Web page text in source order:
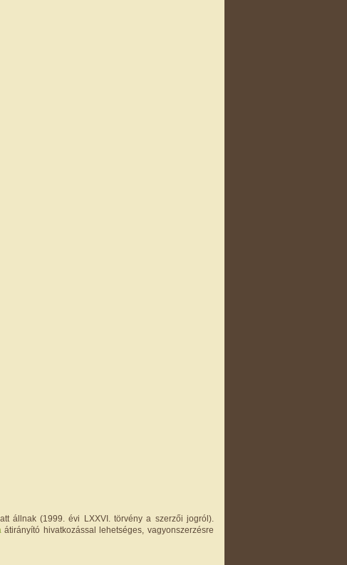
állnak (1999. évi LXXVI. törvény a szerzői jogról).
átirányító hivatkozással lehetséges, vagyonszerzésre